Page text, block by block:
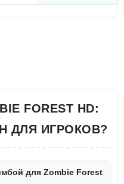
FOREST HD:
ДЛЯ ИГРОКОВ?
для Zombie Forest